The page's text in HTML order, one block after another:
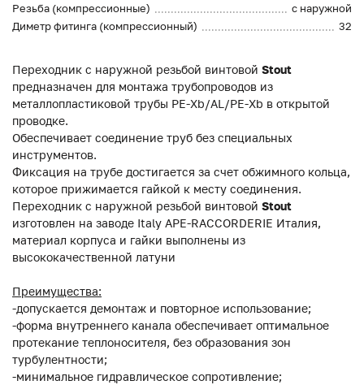
Резьба (компрессионные)
с наружной
Диметр фитинга (компрессионный)
32
Переходник с наружной резьбой винтовой Stout
предназначен для монтажа трубопроводов из
металлопластиковой трубы PE-Xb/AL/PE-Xb в открытой
проводке.
Обеспечивает соединение труб без специальных
инструментов.
Фиксация на трубе достигается за счет обжимного кольца,
которое прижимается гайкой к месту соединения.
Переходник с наружной резьбой винтовой Stout
изготовлен на заводе Italy APE-RACCORDERIE Италия,
материал корпуса и гайки выполнены из
высококачественной латуни
Преимущества:
-допускается демонтаж и повторное использование;
-форма внутреннего канала обеспечивает оптимальное
протекание теплоносителя, без образования зон
турбулентности;
-минимальное гидравлическое сопротивление;